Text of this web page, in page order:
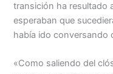
transición ha resultado
esperaban que
había ido conversando
«Como saliendo del